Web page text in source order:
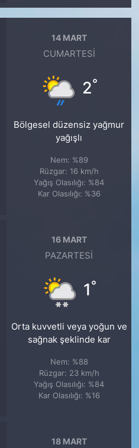
14 MART
CUMARTESI
2°
Bölgesel düzensiz yağmur
yağışlı
Nem: %89
Rüzgar: 16 km/h
Yağış Olasılığı: %84
Kar Olasılığı: %36
16 MART
PAZARTESI
1°
Orta kuvvetli veya yoğun ve
sağnak şeklinde kar
Nem: %88
Rüzgar: 23 km/h
Yağış Olasılığı: %84
Kar Olasılığı: %16
18 MART